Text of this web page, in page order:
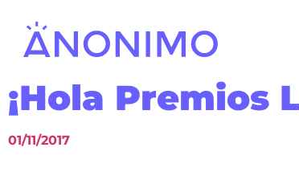
¡Hola Premios
01/11/2017